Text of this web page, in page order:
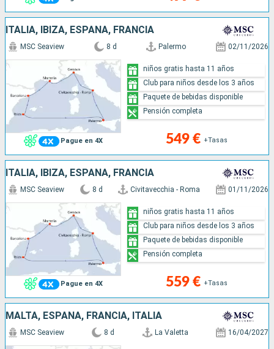
ITALIA, IBIZA, ESPAÑA, FRANCIA
Pague en 4X
MSC Seaview 8 d Palermo 02/11/2026
549 € +Tasas
niños gratis hasta 11 años
Club para niños desde los 3 años
Paquete de bebidas disponible
Pensión completa
ITALIA, IBIZA, ESPAÑA, FRANCIA
Pague en 4X
MSC Seaview 8 d Civitavecchia - Roma 01/11/2026
559 € +Tasas
niños gratis hasta 11 años
Club para niños desde los 3 años
Paquete de bebidas disponible
Pensión completa
MALTA, ESPAÑA, FRANCIA, ITALIA
MSC Seaview 8 d La Valetta 16/04/2027